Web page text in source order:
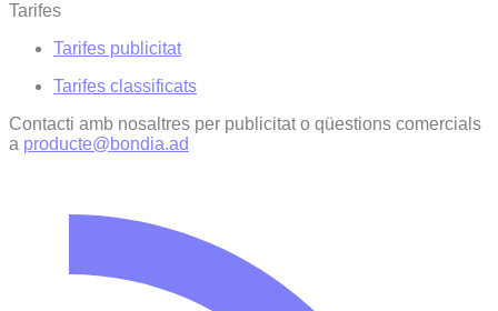
Tarifes
Tarifes publicitat
Tarifes classificats
Contacti amb nosaltres per publicitat o qüestions comercials
a producte@bondia.ad